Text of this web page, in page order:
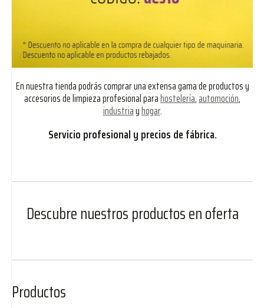
En nuestra tienda podrás comprar una extensa gama de productos y
accesorios de limpieza profesional parahostelería,automoción,
industriayhogar.
Servicio profesional y precios de fábrica.
Descubre nuestros productos en oferta
Productos